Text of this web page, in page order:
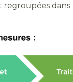
regroupées dans